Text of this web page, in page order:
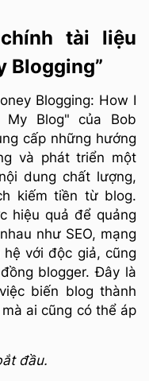
tài liệu
Blogging”
Blogging: How I
My Blog" của Bob
cấp những hướng
và phát triển một
dung chất lượng,
kiếm tiền từ blog.
hiệu quả để quảng
như SEO, mạng
với độc giả, cũng
blogger. Đây là
biến blog thành
ai cũng có thể áp
đầu.